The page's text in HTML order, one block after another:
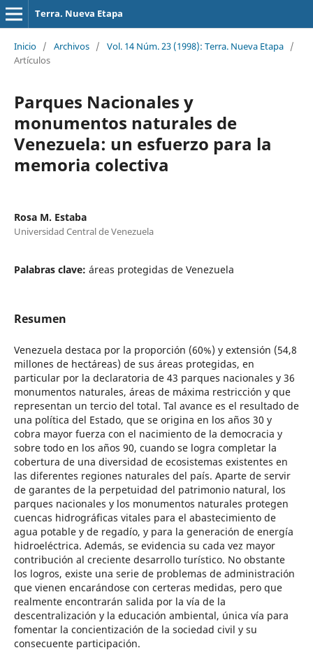
Terra. Nueva Etapa
Inicio / Archivos / Vol. 14 Núm. 23 (1998): Terra. Nueva Etapa /
Artículos
Parques Nacionales y
monumentos naturales de
Venezuela: un esfuerzo para la
memoria colectiva
Rosa M. Estaba
Universidad Central de Venezuela
Palabras clave: áreas protegidas de Venezuela
Resumen
Venezuela destaca por la proporción (60%) y extensión (54,8
millones de hectáreas) de sus áreas protegidas, en
particular por la declaratoria de 43 parques nacionales y 36
monumentos naturales, áreas de máxima restricción y que
representan un tercio del total. Tal avance es el resultado de
una política del Estado, que se origina en los años 30 y
cobra mayor fuerza con el nacimiento de la democracia y
sobre todo en los años 90, cuando se logra completar la
cobertura de una diversidad de ecosistemas existentes en
las diferentes regiones naturales del país. Aparte de servir
de garantes de la perpetuidad del patrimonio natural, los
parques nacionales y los monumentos naturales protegen
cuencas hidrográficas vitales para el abastecimiento de
agua potable y de regadío, y para la generación de energía
hidroeléctrica. Además, se evidencia su cada vez mayor
contribución al creciente desarrollo turístico. No obstante
los logros, existe una serie de problemas de administración
que vienen encarándose con certeras medidas, pero que
realmente encontrarán salida por la vía de la
descentralización y la educación ambiental, única vía para
fomentar la concientización de la sociedad civil y su
consecuente participación.